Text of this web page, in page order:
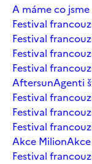
A máme co
Festival
Festival
Festival
Festival
AftersunAgenti
Festival
Festival
Festival
Akce Milion
Festival